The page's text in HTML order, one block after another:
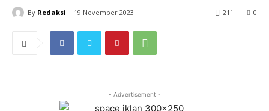
By Redaksi 19 November 2023 0
211
- Advertisement -